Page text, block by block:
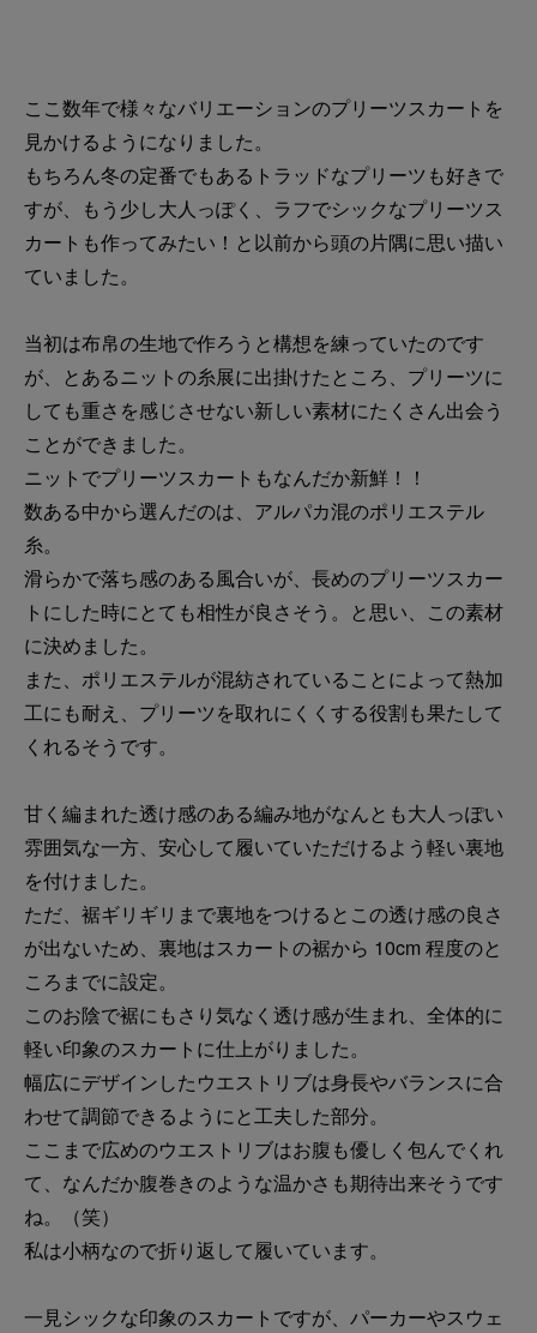
ここ数年で様々なバリエーションのプリーツスカートを
見かけるようになりました。
もちろん冬の定番でもあるトラッドなプリーツも好きで
すが、もう少し大人っぽく、ラフでシックなプリーツス
カートも作ってみたい！と以前から頭の片隅に思い描い
ていました。
当初は布帛の生地で作ろうと構想を練っていたのです
が、とあるニットの糸展に出掛けたところ、プリーツに
しても重さを感じさせない新しい素材にたくさん出会う
ことができました。
ニットでプリーツスカートもなんだか新鮮！！
数ある中から選んだのは、アルパカ混のポリエステル
糸。
滑らかで落ち感のある風合いが、長めのプリーツスカー
トにした時にとても相性が良さそう。と思い、この素材
に決めました。
また、ポリエステルが混紡されていることによって熱加
工にも耐え、プリーツを取れにくくする役割も果たして
くれるそうです。
甘く編まれた透け感のある編み地がなんとも大人っぽい
雰囲気な一方、安心して履いていただけるよう軽い裏地
を付けました。
ただ、裾ギリギリまで裏地をつけるとこの透け感の良さ
が出ないため、裏地はスカートの裾から 10cm 程度のと
ころまでに設定。
このお陰で裾にもさり気なく透け感が生まれ、全体的に
軽い印象のスカートに仕上がりました。
幅広にデザインしたウエストリブは身長やバランスに合
わせて調節できるようにと工夫した部分。
ここまで広めのウエストリブはお腹も優しく包んでくれ
て、なんだか腹巻きのような温かさも期待出来そうです
ね。（笑）
私は小柄なので折り返して履いています。
一見シックな印象のスカートですが、パーカーやスウェ